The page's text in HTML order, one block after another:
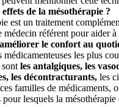
effets de la mésothérapie ?
est un traitement
médecin référent pour aider
améliorer le confort au
médicamenteuses les plus
sont les antalgiques, les
les décontracturants, les
familles de médicaments,
lesquels la